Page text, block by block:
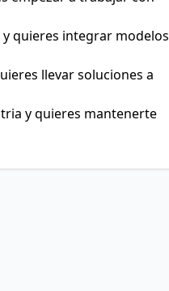
quieres integrar modelos
llevar soluciones a
y quieres mantenerte